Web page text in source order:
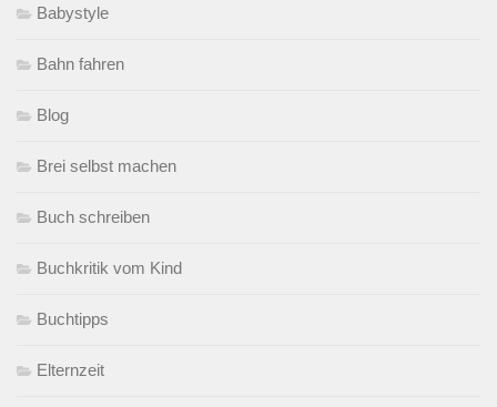
Babystyle
Bahn fahren
Blog
Brei selbst machen
Buch schreiben
Buchkritik vom Kind
Buchtipps
Elternzeit